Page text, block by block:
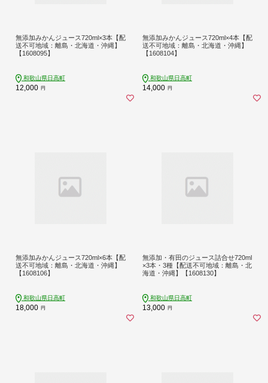
無添加みかんジュース720ml×3本【配
送不可地域：離島・北海道・沖縄】
【1608095】
和歌山県日高町
12,000 円
無添加みかんジュース720ml×4本【配
送不可地域：離島・北海道・沖縄】
【1608104】
和歌山県日高町
14,000 円
無添加みかんジュース720ml×6本【配
送不可地域：離島・北海道・沖縄】
【1608106】
和歌山県日高町
18,000 円
無添加・有田のジュース詰合せ720ml
×3本・3種【配送不可地域：離島・北
海道・沖縄】【1608130】
和歌山県日高町
13,000 円